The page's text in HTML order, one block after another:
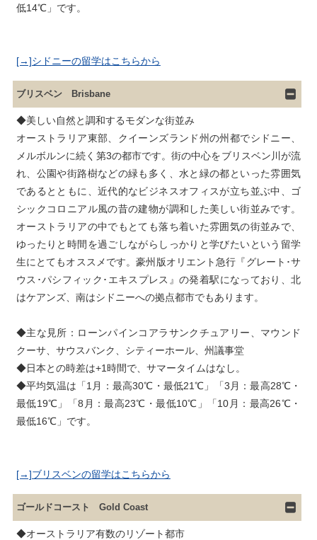
[→]シドニーの留学はこちらから
ブリスベン Brisbane
◆美しい自然と調和するモダンな街並み
オーストラリア東部、クイーンズランド州の州都でシドニー、
メルボルンに続く第3の都市です。街の中心をブリスベン川が流
れ、公園や街路樹などの緑も多く、水と緑の都といった雰囲気
であるとともに、近代的なビジネスオフィスが立ち並ぶ中、ゴ
シックコロニアル風の昔の建物が調和した美しい街並みです。
オーストラリアの中でもとても落ち着いた雰囲気の街並みで、
ゆったりと時間を過ごしながらしっかりと学びたいという留学
生にとてもオススメです。豪州版オリエント急行『グレート･サ
ウス･パシフィック･エキスプレス』の発着駅になっており、北
はケアンズ、南はシドニーへの拠点都市でもあります。
◆主な見所：ローンパインコアラサンクチュアリー、マウンド
クーサ、サウスバンク、シティーホール、州議事堂
◆日本との時差は+1時間で、サマータイムはなし。
◆平均気温は「1月：最高30℃・最低21℃」「3月：最高28℃・
最低19℃」「8月：最高23℃・最低10℃」「10月：最高26℃・
[→]ブリスベンの留学はこちらから
ゴールドコースト Gold Coast
◆オーストラリア有数のリゾート都市